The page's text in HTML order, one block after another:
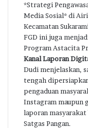
*Strategi
Media Sosial* di
Kecamatan
FGD ini juga
Program Astacita
Kanal Laporan
Dudi menjelaskan,
tengah
pengaduan
Instagram maupun
laporan
Satgas Pangan.